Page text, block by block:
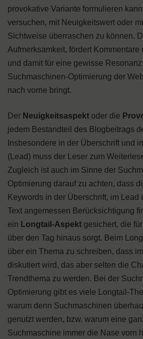
provokative Variante formulieren
versuchen, mit Neuigkeitswert oder
Sichtweise überraschen zu können.
Aufmerksamkeit, fördert Kommentare
und damit für eine gewisse
Suchmaschinen-Optimierung der
nach vorne bringt.
Der Neuigkeitsaspekt oder die
jedem Bestandteil des Blogbeitrags
Insbesondere in der Überschrift und
(Lead) muss der Leser zum
Zugleich ist auch im Sinne der
Optimierung darauf zu achten, dass
Keywords in der Überschrift, im Lead
Text angemessen Berücksichtigung
ein Longtail-Aspekt gesichert, die
über den Tag hinaus sorgt. Beim
über ein Thema zu schreiben, dass
diskutiert wird, das aber selten die
Trendthema zu werden. Bei der
Optimierung gibt es viele Longtail-
warum denn Suchmaschinen
genutzt werden, bzw. warum eine
Suchmaschine immer die Nase vorn